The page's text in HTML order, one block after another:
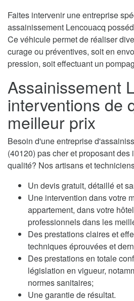
Faites intervenir une entreprise
assainissement Lencouacq
Ce véhicule permet de réaliser
curage ou préventives, soit en
pression, soit effectuant un
Assainissement
interventions de
meilleur prix
Besoin d'une entreprise
(40120) pas cher et proposant des
qualité? Nos artisans et
Un devis gratuit, détaillé et
Une intervention dans votre
appartement, dans votre
professionnels dans les
Des prestations claires et
techniques éprouvées et
Des prestations en totale
législation en vigueur,
normes sanitaires;
Une garantie de résultat.